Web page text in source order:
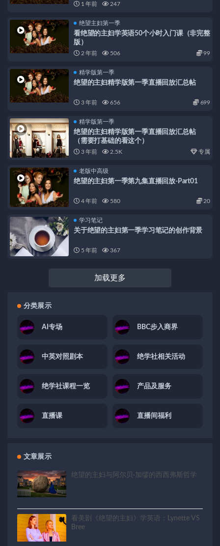
1 年前 247
绝望主妇第一季
看绝望的主妇学英语50个小时入门课（非完整
版）
2 年前 506 99
精学版第一季
绝望的主妇精学版第一季直播回放汇总帖
3 年前 656 699
精学版第一季
绝望的主妇精学版第一季直播回放汇总帖
（需要打基础的看这个）
3 年前 2.5K 专属
老版中高级
绝望的主妇第一季第九集直播回放-Part01
4 年前 580 20
学习笔记
关于绝望的主妇第一季学习笔记的创作背景
5 年前 367
加载更多
分类展示
AI专场 BBC步入商界
中英对照剧本 绝学社相关活动
绝学社课程一览 产品及服务
直播课 直播间福利
文章展示
绝望的主妇与阿尔贝·加缪的西西弗斯哲学
看美剧《绝望的主妇》学英语：Lynette VS
Bree